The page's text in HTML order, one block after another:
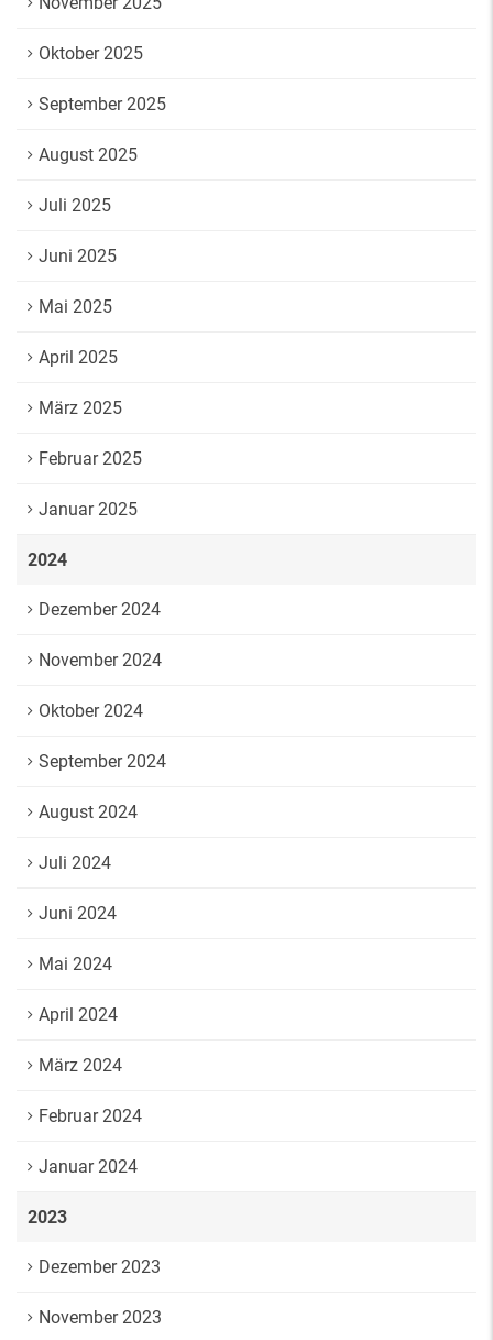
Oktober 2025
September 2025
August 2025
Juli 2025
Juni 2025
Mai 2025
April 2025
März 2025
Februar 2025
Januar 2025
2024
Dezember 2024
November 2024
Oktober 2024
September 2024
August 2024
Juli 2024
Juni 2024
Mai 2024
April 2024
März 2024
Februar 2024
Januar 2024
2023
Dezember 2023
November 2023